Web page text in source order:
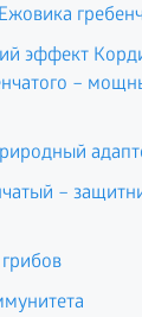
эффект
–
–